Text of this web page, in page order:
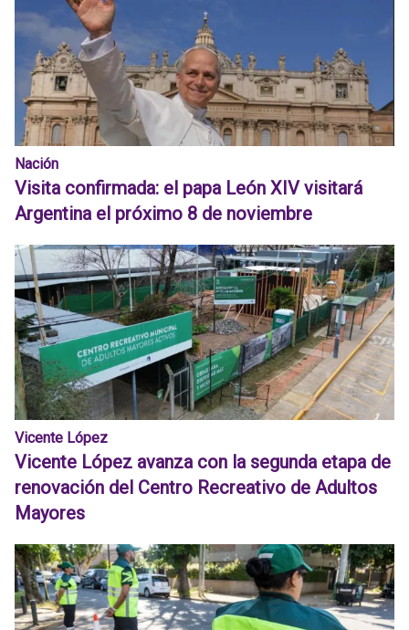
Nación
Visita confirmada: el papa León XIV visitará
Argentina el próximo 8 de noviembre
Vicente López
Vicente López avanza con la segunda etapa de
renovación del Centro Recreativo de Adultos
Mayores